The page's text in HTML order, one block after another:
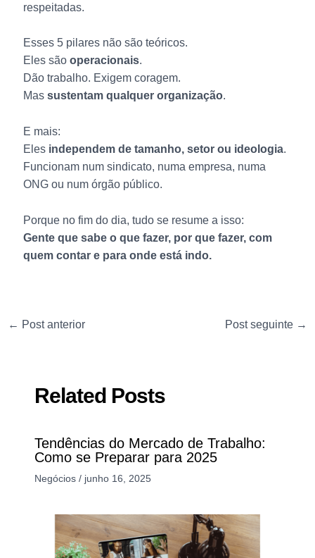
respeitadas.
Esses 5 pilares não são teóricos.
Eles são operacionais.
Dão trabalho. Exigem coragem.
Mas sustentam qualquer organização.
E mais:
Eles independem de tamanho, setor ou ideologia.
Funcionam num sindicato, numa empresa, numa
ONG ou num órgão público.
Porque no fim do dia, tudo se resume a isso:
Gente que sabe o que fazer, por que fazer, com
quem contar e para onde está indo.
← Post anterior Post seguinte →
Related Posts
Tendências do Mercado de Trabalho:
Como se Preparar para 2025
Negócios/ junho 16, 2025